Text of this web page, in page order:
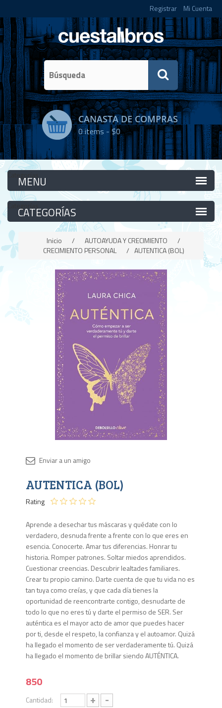
Registrar Mi Cuenta
CANASTA DE COMPRAS
0items -$0
Categorías
Categorías
Inicio / AUTOAYUDA Y CRECIMIENTO
/
CRECIMIENTO PERSONAL
/ AUTENTICA (BOL)
AUTENTICA (BOL)
Rating
Aprende a desechar tus máscaras y quédate con lo
verdadero, desnuda frente a frente con lo que eres en
esencia. Conocerte. Amar tus diferencias. Honrar tu
historia. Romper patrones. Soltar miedos aprendidos.
Cuestionar creencias. Descubrir lealtades familiares.
Crear tu propio camino. Darte cuenta de que tu vida no es
tan tuya como creías, y que cada día tienes la
oportunidad de reencontrarte contigo, desnudarte de
todo lo que no eres tú y darte el permiso de SER. Ser
auténtica es el mayor acto de amor que puedes hacer
por ti, desde el respeto, la confianza y el autoamor. Quizá
ha llegado el momento de ser verdaderamente tú. Quizá
ha llegado el momento de brillar siendo AUTÉNTICA.
850
Cantidad: + -